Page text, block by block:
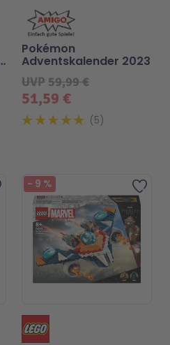
51,59 €
UVP59,99 €
Pokémon
Adventskalender 2023
5
Zur Wunschliste
- 9 %